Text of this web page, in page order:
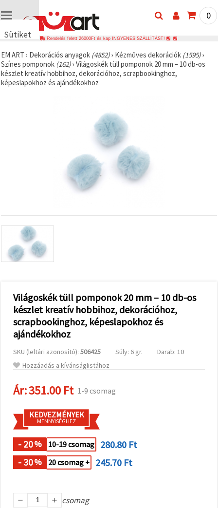
Sütiket
🍪 Cookie-
kat és
hasonló
technológiákat
forgalmat,
relevánsabb
tartalmat
hirdetéseket
jelenítsünk
marketingpartnereink
segítségével
Az "Összes
elfogadása"
gombra
elfogadhatja
sütit, vagy
megadhatja
típusú sütik
kiválasztásával
és a
"Mentés"
gombra
kattintva.
mindet
0
Rendelés felett 26000Ft és kap INGYENES SZÁLLÍTÁST!
EM ART › Dekorációs anyagok (4852)› Kézműves dekorációk (1595)›
Színes pomponok (162)› Világoskék tüll pomponok 20 mm – 10 db-os
készlet kreatív hobbihoz, dekorációhoz, scrapbookinghoz,
képeslapokhoz és ajándékokhoz
Világoskék tüll pomponok 20 mm – 10 db-os
készlet kreatív hobbihoz, dekorációhoz,
scrapbookinghoz, képeslapokhoz és
ajándékokhoz
SKU (leltári azonosító): 506425 Súly: 6 gr.
Darab: 10
Hozzáadás a kívánságlistához
Ár:351.00 Ft 1-9 csomag
KEDVEZMÉNYEK
MENNYISÉGHEZ
- 20% 10-19 csomag
280.80 Ft
- 30% 20 csomag + 245.70 Ft
csomag